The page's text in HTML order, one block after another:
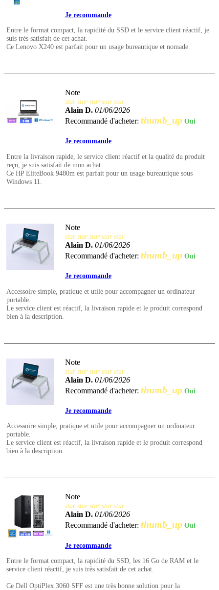
Je recommande
Entre le format compact, la rapidité du SSD et le service client réactif, je
suis très satisfait de cet achat.
Ce Lenovo X240 est parfait pour un usage bureautique et nomade.
Note
star star star star star
Alain D. 01/06/2026
Recommandé d'acheter: thumb_up Oui
Je recommande
Entre la livraison rapide, le service client réactif et la qualité du produit
reçu, je suis satisfait de mon achat.
Ce HP EliteBook 9480m est parfait pour un usage bureautique sous
Windows 11.
Note
star star star star star
Alain D. 01/06/2026
Recommandé d'acheter: thumb_up Oui
Je recommande
Accessoire simple, pratique et utile pour accompagner un ordinateur
portable.
Le service client est réactif, la livraison rapide et le produit correspond
bien à la description.
Note
star star star star star
Alain D. 01/06/2026
Recommandé d'acheter: thumb_up Oui
Je recommande
Accessoire simple, pratique et utile pour accompagner un ordinateur
portable.
Le service client est réactif, la livraison rapide et le produit correspond
bien à la description.
Note
star star star star star
Alain D. 01/06/2026
Recommandé d'acheter: thumb_up Oui
Je recommande
Entre le format compact, la rapidité du SSD, les 16 Go de RAM et le
service client réactif, je suis très satisfait de cet achat.
Ce Dell OptiPlex 3060 SFF est une très bonne solution pour la